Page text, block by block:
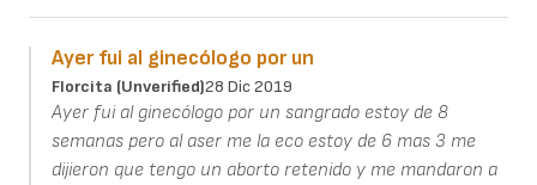
Ayer fui al ginecólogo por un
Florcita (unverified)28 Dic 2019
Ayer fui al ginecólogo por un sangrado estoy de 8
semanas pero al aser me la eco estoy de 6 mas 3 me
dijieron que tengo un aborto retenido y me mandaron a